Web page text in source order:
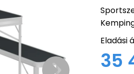
Eladási
35